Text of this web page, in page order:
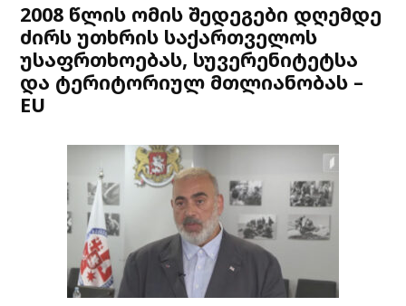
2008 წლის ომის შედეგები დღემდე
ძირს უთხრის საქართველოს
უსაფრთხოებას, სუვერენიტეტსა
და ტერიტორიულ მთლიანობას –
EU